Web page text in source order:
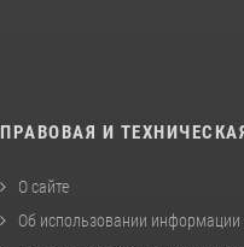
ПРАВОВАЯ И
О сайте
Об использовании информации